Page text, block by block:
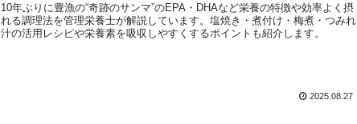
10年ぶりに豊漁の“奇跡のサンマ”のEPA・DHAなど栄養の特徴や効率よく摂
れる調理法を管理栄養士が解説しています。塩焼き・煮付け・梅煮・つみれ
汁の活用レシピや栄養素を吸収しやすくするポイントも紹介します。
2025.08.27